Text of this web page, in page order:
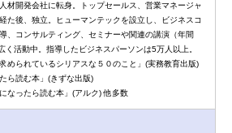
材開発会社に転身。トップセールス、営業マネージャ
た後、独立。ヒューマンテックを設立し、ビジネスコ
、コンサルティング、セミナーや関連の講演（年間
く活動中。指導したビジネスパーソンは5万人以上。
められているシリアスな５０のこと」(実務教育出版)
む本」(きずな出版)
たら読む本」(アルク) 他多数